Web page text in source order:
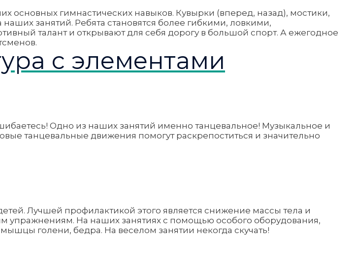
с элементами
основных гимнастических навыков. Кувырки (вперед, назад), мостики,
занятий. Ребята становятся более гибкими, ловкими,
талант и открывают для себя дорогу в большой спорт. А ежегодное
Одно из наших занятий именно танцевальное! Музыкальное и
танцевальные движения помогут раскрепоститься и значительно
Лучшей профилактикой этого является снижение массы тела и
На наших занятиях с помощью особого оборудования,
голени, бедра. На веселом занятии некогда скучать!